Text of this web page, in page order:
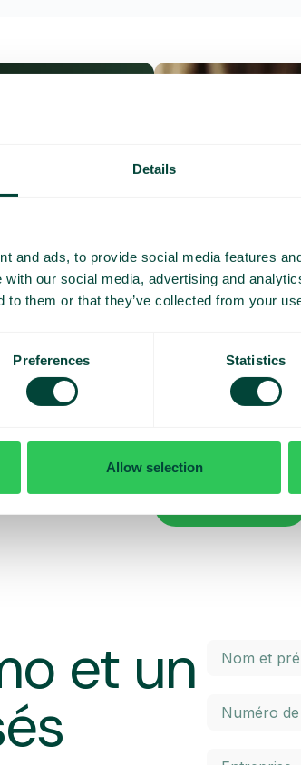
Details
and ads, to provide social media features
our social media, advertising and
to them or that they’ve collected from your
Preferences Statistics
Allow selection
vos coûts quotidiens
Une fois
et avez la possibilité
Questions
Vous voulez en savoir
penser lorsque vous
l’itinérance à
élevés. Cliquez sur le
et un